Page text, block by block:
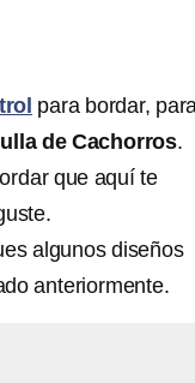
para bordar,
de Cachorros.
que aquí te
algunos diseños
anteriormente.